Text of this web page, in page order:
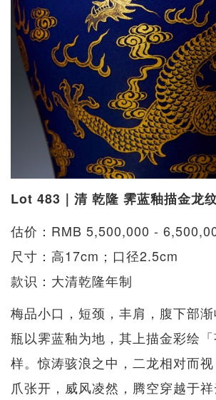
Lot 483｜清 乾隆 霁蓝釉描金龙
估价：RMB 5,500,000 -
尺寸：高17cm；口径2.5cm
款识：大清乾隆年制
梅品小口，短颈，丰肩，腹下部渐
瓶以霁蓝釉为地，其上描金彩绘
样。惊涛骇浪之中，二龙相对而
爪张开，威风凌然，腾空穿越于